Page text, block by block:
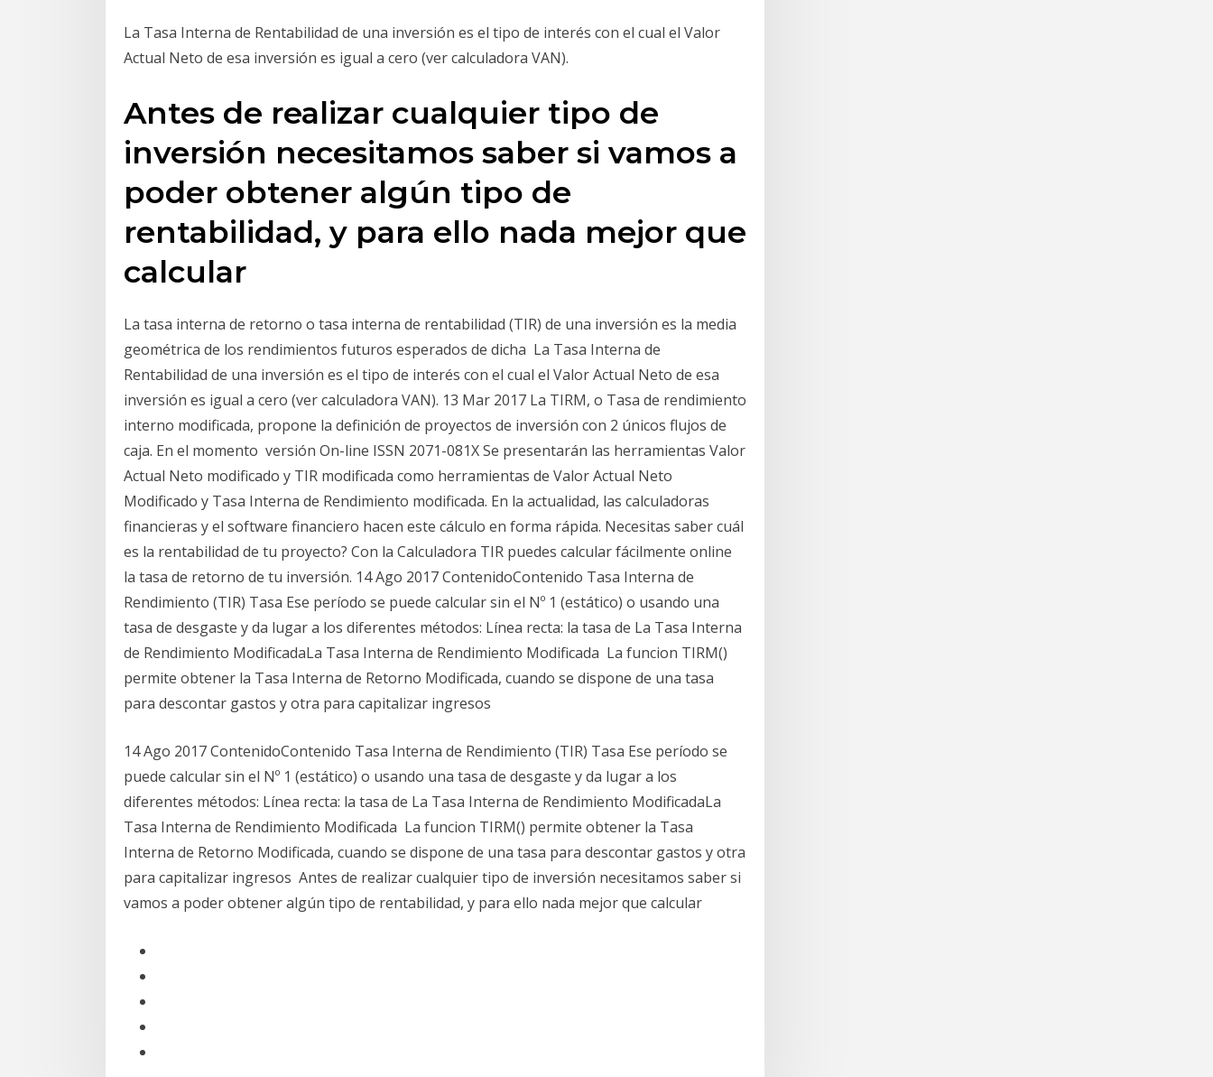
La Tasa Interna de Rentabilidad de una inversión es el tipo de interés con el cual el Valor
Actual Neto de esa inversión es igual a cero (ver calculadora VAN).
Antes de realizar cualquier tipo de
inversión necesitamos saber si vamos a
poder obtener algún tipo de
rentabilidad, y para ello nada mejor que
calcular
La tasa interna de retorno o tasa interna de rentabilidad (TIR) de una inversión es la media
geométrica de los rendimientos futuros esperados de dicha La Tasa Interna de
Rentabilidad de una inversión es el tipo de interés con el cual el Valor Actual Neto de esa
inversión es igual a cero (ver calculadora VAN). 13 Mar 2017 La TIRM, o Tasa de rendimiento
interno modificada, propone la definición de proyectos de inversión con 2 únicos flujos de
caja. En el momento versión On-line ISSN 2071-081X Se presentarán las herramientas Valor
Actual Neto modificado y TIR modificada como herramientas de Valor Actual Neto
Modificado y Tasa Interna de Rendimiento modificada. En la actualidad, las calculadoras
financieras y el software financiero hacen este cálculo en forma rápida. Necesitas saber cuál
es la rentabilidad de tu proyecto? Con la Calculadora TIR puedes calcular fácilmente online
la tasa de retorno de tu inversión. 14 Ago 2017 ContenidoContenido Tasa Interna de
Rendimiento (TIR) Tasa Ese período se puede calcular sin el Nº 1 (estático) o usando una
tasa de desgaste y da lugar a los diferentes métodos: Línea recta: la tasa de La Tasa Interna
de Rendimiento ModificadaLa Tasa Interna de Rendimiento Modificada La funcion TIRM()
permite obtener la Tasa Interna de Retorno Modificada, cuando se dispone de una tasa
para descontar gastos y otra para capitalizar ingresos
14 Ago 2017 ContenidoContenido Tasa Interna de Rendimiento (TIR) Tasa Ese período se
puede calcular sin el Nº 1 (estático) o usando una tasa de desgaste y da lugar a los
diferentes métodos: Línea recta: la tasa de La Tasa Interna de Rendimiento ModificadaLa
Tasa Interna de Rendimiento Modificada La funcion TIRM() permite obtener la Tasa
Interna de Retorno Modificada, cuando se dispone de una tasa para descontar gastos y otra
para capitalizar ingresos Antes de realizar cualquier tipo de inversión necesitamos saber si
vamos a poder obtener algún tipo de rentabilidad, y para ello nada mejor que calcular